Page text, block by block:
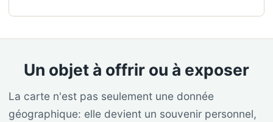
Un objet à offrir ou à exposer
La carte n'est pas seulement une donnée
géographique: elle devient un souvenir personnel,